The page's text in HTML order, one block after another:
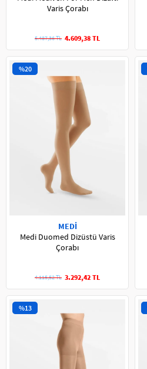
Varis Çorabı
4.609,38 TL
5.487,36 TL
MEDİ
Medi Duomed Dizüstü Varis
Çorabı
3.292,42 TL
4.115,52 TL
%20
%13